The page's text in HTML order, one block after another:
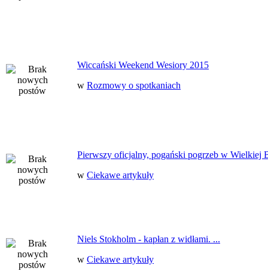
Wiccański Weekend Wesiory 2015
w Rozmowy o spotkaniach
Pierwszy oficjalny, pogański pogrzeb w Wielkiej
w Ciekawe artykuły
Niels Stokholm - kapłan z widłami. ...
w Ciekawe artykuły